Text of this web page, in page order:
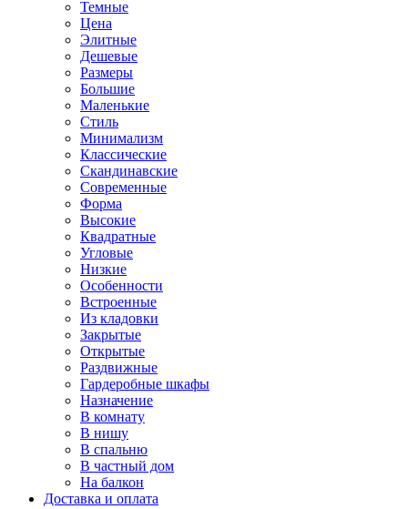
Темные
Цена
Элитные
Дешевые
Размеры
Большие
Маленькие
Стиль
Минимализм
Классические
Скандинавские
Современные
Форма
Высокие
Квадратные
Угловые
Низкие
Особенности
Встроенные
Из кладовки
Закрытые
Открытые
Раздвижные
Гардеробные шкафы
Назначение
В комнату
В нишу
В спальню
В частный дом
На балкон
Доставка и оплата